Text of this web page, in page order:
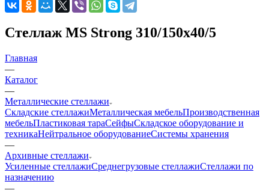
Стеллаж MS Strong 310/150х40/5
Главная
—
Каталог
—
Металлические стеллажи
Складские стеллажиМеталлическая мебельПроизводственная
мебельПластиковая тараСейфыСкладское оборудование и
техникаНейтральное оборудованиеСистемы хранения
—
Архивные стеллажи
Усиленные стеллажиСреднегрузовые стеллажиСтеллажи по
назначению
—